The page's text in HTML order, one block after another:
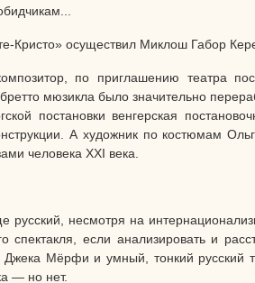
Кристо» осуществил Миклош Габор
по приглашению театра
мюзикла было значительно
постановки венгерская
А художник по костюмам
человека XXI века.
несмотря на
если анализировать и
Мёрфи и умный, тонкий русский
— но нет.